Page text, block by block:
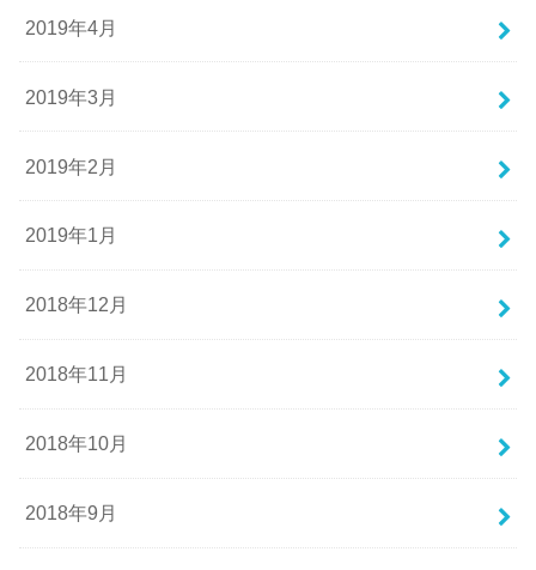
2019年4月
2019年3月
2019年2月
2019年1月
2018年12月
2018年11月
2018年10月
2018年9月